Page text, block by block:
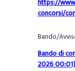
concorsi/
Bando/
Bando di
2026 00:01)